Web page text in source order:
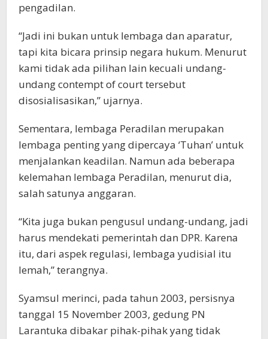
pengadilan.
“Jadi ini bukan untuk lembaga dan aparatur,
tapi kita bicara prinsip negara hukum. Menurut
kami tidak ada pilihan lain kecuali undang-
undang contempt of court tersebut
disosialisasikan,” ujarnya.
Sementara, lembaga Peradilan merupakan
lembaga penting yang dipercaya ‘Tuhan’ untuk
menjalankan keadilan. Namun ada beberapa
kelemahan lembaga Peradilan, menurut dia,
salah satunya anggaran.
“Kita juga bukan pengusul undang-undang, jadi
harus mendekati pemerintah dan DPR. Karena
itu, dari aspek regulasi, lembaga yudisial itu
lemah,” terangnya.
Syamsul merinci, pada tahun 2003, persisnya
tanggal 15 November 2003, gedung PN
Larantuka dibakar pihak-pihak yang tidak